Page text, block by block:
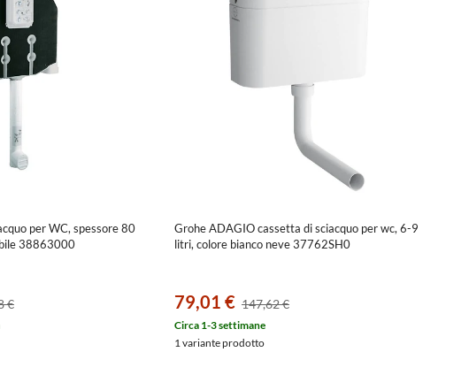
per WC, spessore 80
38863000
€
Grohe ADAGIO cassetta di sciacquo per wc, 6-9
litri, colore bianco neve 37762SH0
79,01 € 147,62 €
Circa 1-3 settimane
1 variante prodotto